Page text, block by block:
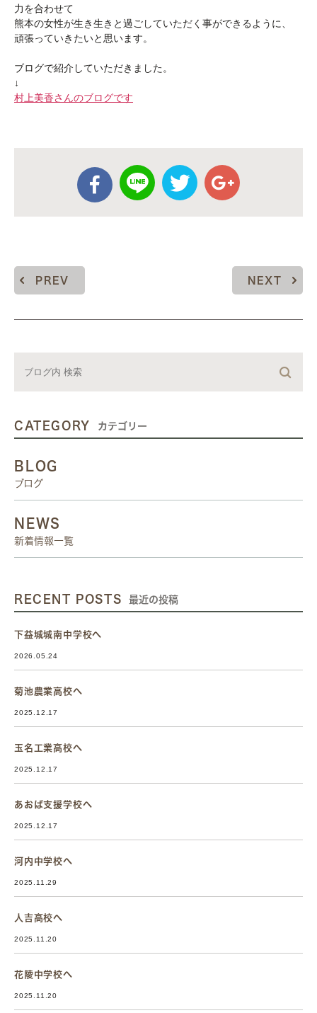
力を合わせて
熊本の女性が生き生きと過ごしていただく事ができるように、
頑張っていきたいと思います。
ブログで紹介していただきました。
↓
村上美香さんのブログです
PREV NEXT
CATEGORY カテゴリー
BLOG
ブログ
NEWS
新着情報一覧
RECENT POSTS 最近の投稿
下益城城南中学校へ
2026.05.24
菊池農業高校へ
2025.12.17
玉名工業高校へ
2025.12.17
あおば支援学校へ
2025.12.17
河内中学校へ
2025.11.29
人吉高校へ
2025.11.20
花陵中学校へ
2025.11.20